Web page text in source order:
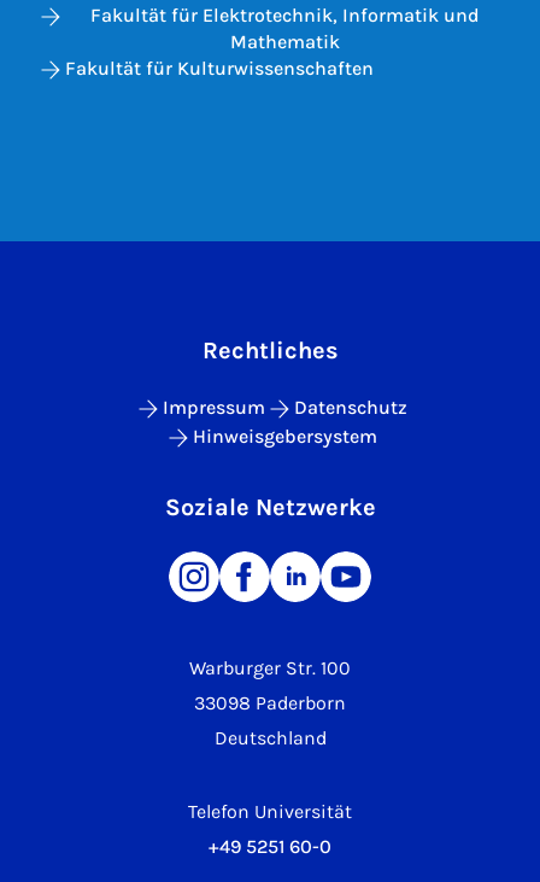
Fakultät für Elektrotechnik, Informatik und
Mathematik
Fakultät für Kulturwissenschaften
Warburger Str. 100
33098 Paderborn
Deutschland
Telefon Universität
+49 5251 60-0
Rechtliches
Impressum
Datenschutz
Hinweisgebersystem
Soziale Netzwerke